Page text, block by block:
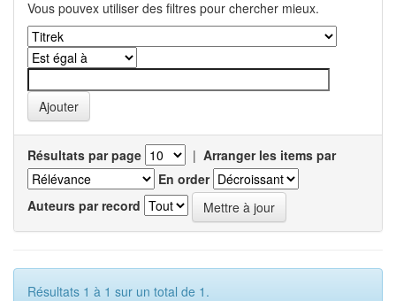
Vous pouvex utiliser des filtres pour chercher mieux.
Résultats par page | Arranger les items par
En order
Auteurs par record
Résultats 1 à 1 sur un total de 1.